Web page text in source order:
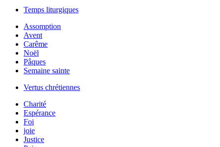
Temps liturgiques
Assomption
Avent
Carême
Noël
Pâques
Semaine sainte
Vertus chrétiennes
Charité
Espérance
Foi
joie
Justice